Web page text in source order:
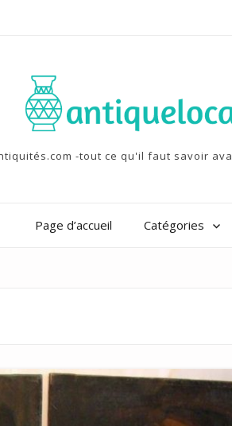
-tout ce qu'il faut savoir
Page d’accueil Catégories